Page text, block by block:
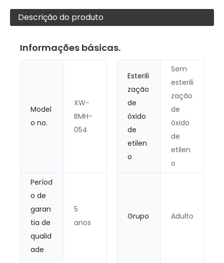
Descrição do produto
Informações básicas.
Model
o no.
XW-
BMH-
054
Esterili
zação
de
óxido
de
etilen
o
Sem
esterili
zação
de
óxido
de
etilen
o
Períod
o de
garan
tia de
qualid
ade
5
anos
Grupo Adulto